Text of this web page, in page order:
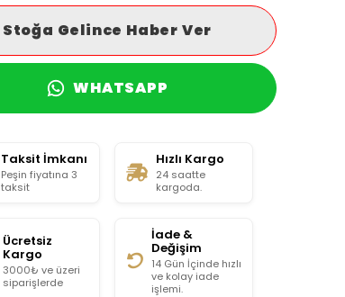
Stoğa Gelince Haber Ver
WHATSAPP
Taksit İmkanı
Peşin fiyatına 3
taksit
Hızlı Kargo
24 saatte
kargoda.
Ücretsiz
Kargo
3000₺ ve üzeri
siparişlerde
İade &
Değişim
14 Gün İçinde hızlı
ve kolay iade
işlemi.